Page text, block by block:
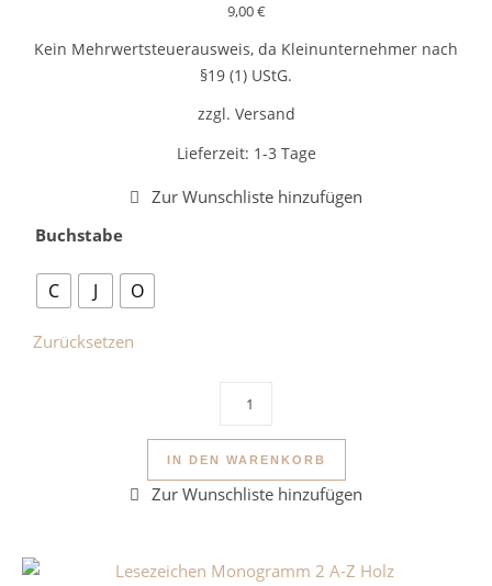
9,00€
Kein Mehrwertsteuerausweis, da Kleinunternehmer nach
§19 (1) UStG.
zzgl. Versand
Lieferzeit: 1-3 Tage
Buchstabe
C J O
Zurücksetzen
Schlüsselanhänger Buchstabe
IN DEN WARENKORB